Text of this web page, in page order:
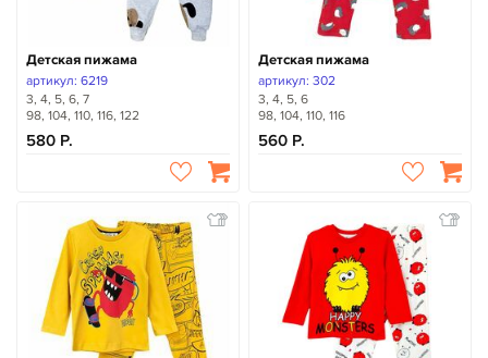
Детская пижама
артикул: 6219
3, 4, 5, 6, 7
98, 104, 110, 116, 122
580
Детская пижама
артикул: 302
3, 4, 5, 6
98, 104, 110, 116
560